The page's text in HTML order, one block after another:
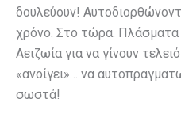
δουλεύουν!
χρόνο. Στο τώρα. Πλάσματα
Αειζωία για να γίνουν
«ανοίγει»… να
σωστά!